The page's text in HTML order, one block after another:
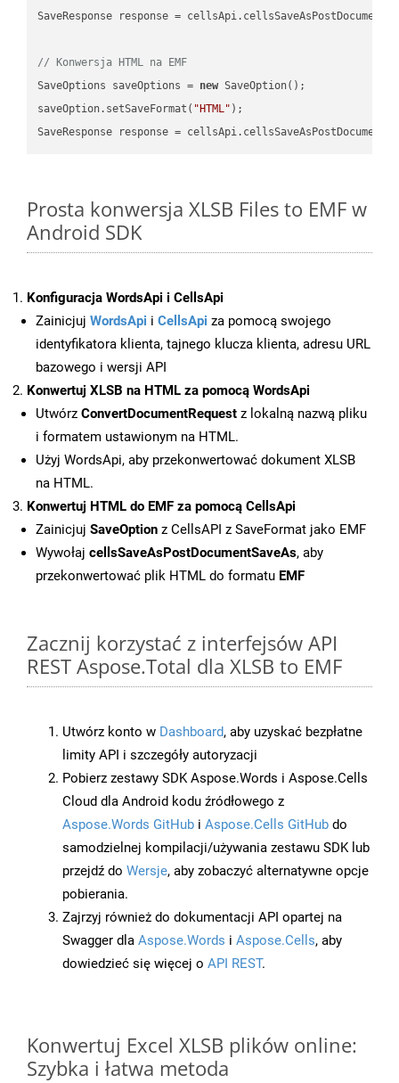
SaveResponse response =
// Konwersja HTML na EMF
SaveOptions saveOptions = new SaveOption();
saveOption.setSaveFormat( "HTML" );
SaveResponse response =
Prosta konwersja XLSB Files to EMF w
Android SDK
Konfiguracja WordsApi i CellsApi
Zainicjuj WordsApi i CellsApi za pomocą swojego
identyfikatora klienta, tajnego klucza klienta, adresu URL
bazowego i wersji API
Konwertuj XLSB na HTML za pomocą WordsApi
Utwórz ConvertDocumentRequest z lokalną nazwą pliku
i formatem ustawionym na HTML.
Użyj WordsApi, aby przekonwertować dokument XLSB
na HTML.
Konwertuj HTML do EMF za pomocą CellsApi
Zainicjuj SaveOption z CellsAPI z SaveFormat jako EMF
Wywołaj cellsSaveAsPostDocumentSaveAs, aby
przekonwertować plik HTML do formatu EMF
Zacznij korzystać z interfejsów API
REST Aspose.Total dla XLSB to EMF
Utwórz konto w Dashboard, aby uzyskać bezpłatne
limity API i szczegóły autoryzacji
Pobierz zestawy SDK Aspose.Words i Aspose.Cells
Cloud dla Android kodu źródłowego z
Aspose.Words GitHub i Aspose.Cells GitHub do
samodzielnej kompilacji/używania zestawu SDK lub
przejdź do Wersje, aby zobaczyć alternatywne opcje
pobierania.
Zajrzyj również do dokumentacji API opartej na
Swagger dla Aspose.Words i Aspose.Cells, aby
dowiedzieć się więcej o API REST.
Konwertuj Excel XLSB plików online:
Szybka i łatwa metoda